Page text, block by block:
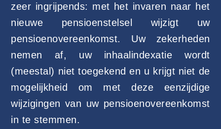
zeer ingrijpends: met het invaren naar het
nieuwe pensioenstelsel wijzigt uw
pensioenovereenkomst. Uw zekerheden
nemen af, uw inhaalindexatie wordt
(meestal) niet toegekend en u krijgt niet de
mogelijkheid om met deze eenzijdige
wijzigingen van uw pensioenovereenkomst
in te stemmen.